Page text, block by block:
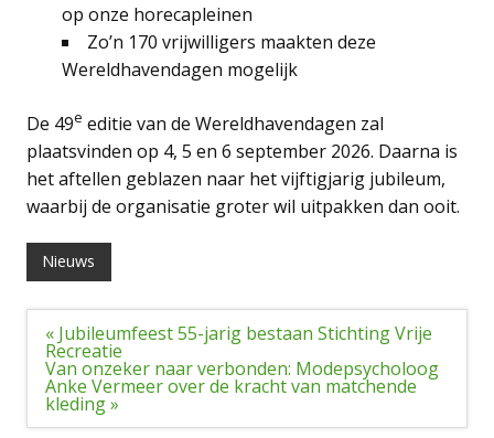
op onze horecapleinen
Zo’n 170 vrijwilligers maakten deze
Wereldhavendagen mogelijk
De 49e editie van de Wereldhavendagen zal
plaatsvinden op 4, 5 en 6 september 2026. Daarna is
het aftellen geblazen naar het vijftigjarig jubileum,
waarbij de organisatie groter wil uitpakken dan ooit.
Nieuws
Bericht
navigatie
« Jubileumfeest 55-jarig bestaan Stichting Vrije
Recreatie
Van onzeker naar verbonden: Modepsycholoog
Anke Vermeer over de kracht van matchende
kleding »